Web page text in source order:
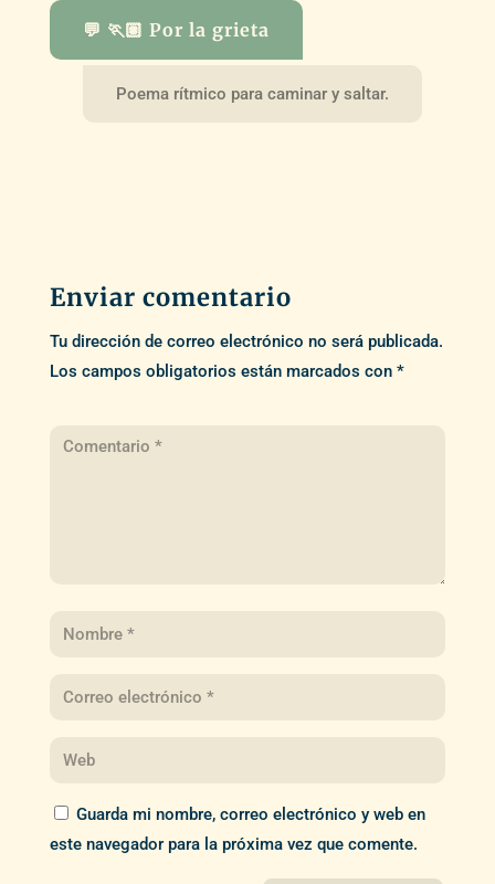
💬 🏃🏽 Por la grieta
Poema rítmico para caminar y saltar.
Enviar comentario
Tu dirección de correo electrónico no será publicada.
Los campos obligatorios están marcados con *
Guarda mi nombre, correo electrónico y web en
este navegador para la próxima vez que comente.